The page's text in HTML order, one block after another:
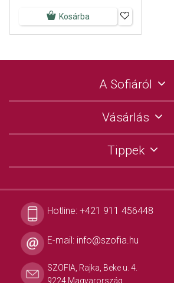
Kosárba
A Sofiáról
Vásárlás
Tippek
Hotline: +421 911 456448
E-mail: info@szofia.hu
SZOFIA, Rajka, Beke u. 4.
9224 Magyarország